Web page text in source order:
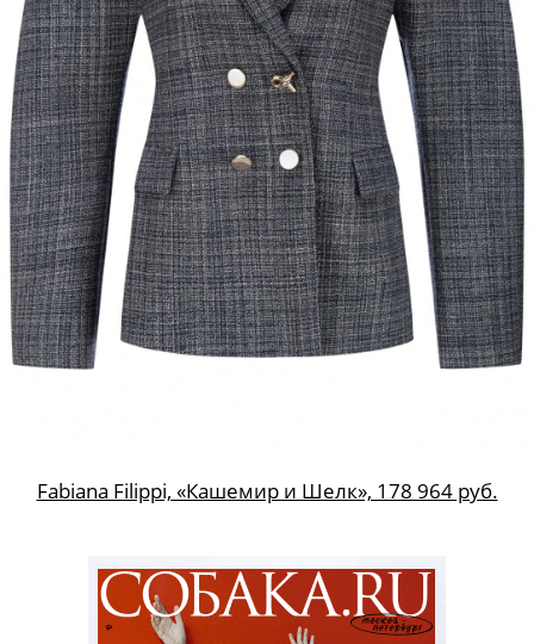
Fabiana Filippi, «Кашемир и Шелк», 178 964 руб.